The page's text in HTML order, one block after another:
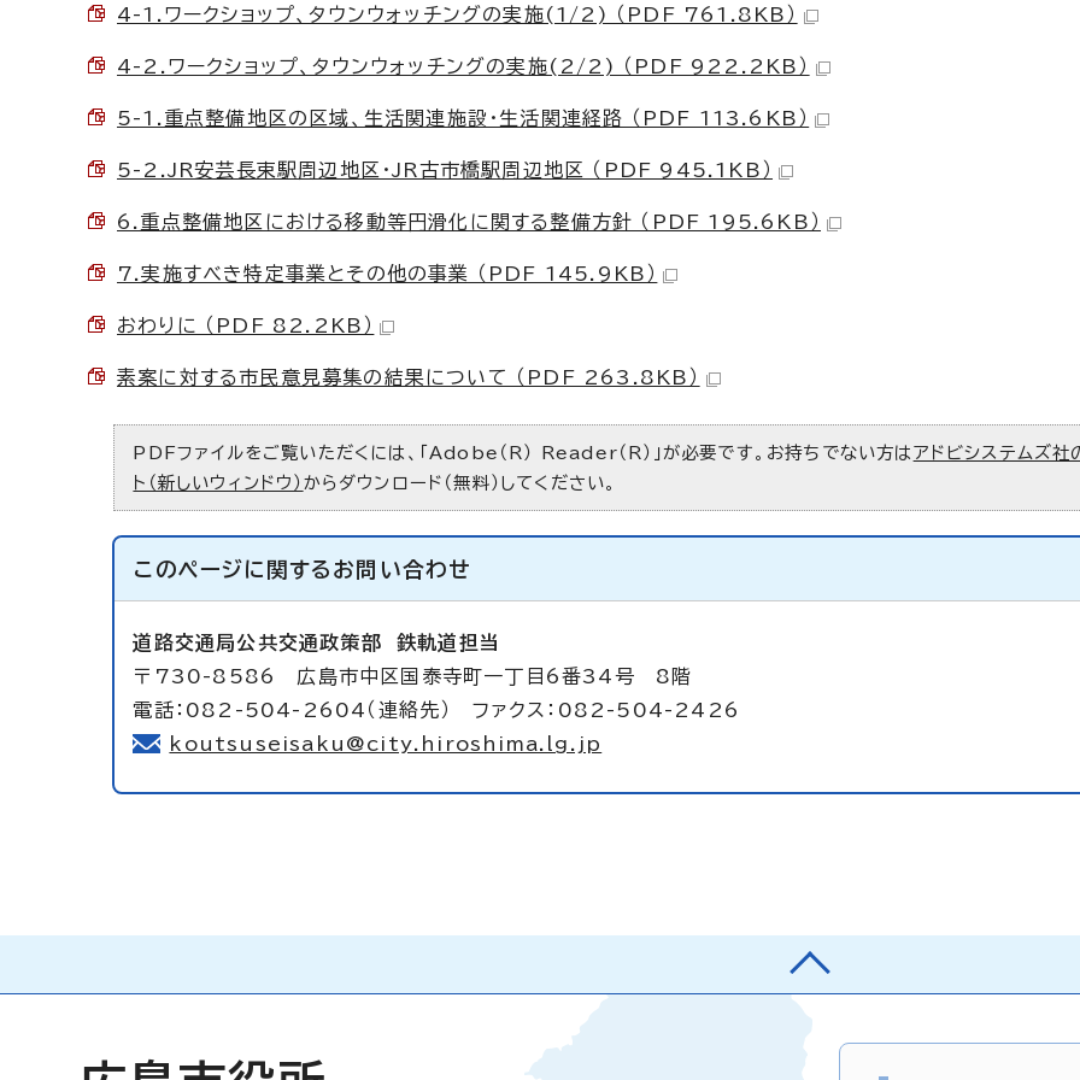
4-1.ワークショップ、タウンウォッチングの実施(1/2) （PDF 761.8KB）
4-2.ワークショップ、タウンウォッチングの実施(2/2) （PDF 922.2KB）
5-1.重点整備地区の区域、生活関連施設・生活関連経路 （PDF 113.6KB）
5-2.JR安芸長束駅周辺地区・JR古市橋駅周辺地区 （PDF 945.1KB）
6.重点整備地区における移動等円滑化に関する整備方針 （PDF 195.6KB）
7.実施すべき特定事業とその他の事業 （PDF 145.9KB）
おわりに （PDF 82.2KB）
素案に対する市民意見募集の結果について （PDF 263.8KB）
PDFファイルをご覧いただくには、「Adobe（R） Reader（R）」が必要です。お持ちでない方は アドビシステムズ社
ト（新しいウィンドウ） からダウンロード（無料）してください。
このページに関する お問い合わせ
道路交通局公共交通政策部鉄軌道担当
〒730-8586 広島市中区国泰寺町一丁目6番34号 8階
電話：082-504-2604（連絡先） ファクス：082-504-2426
koutsuseisaku@city.hiroshima.lg.jp